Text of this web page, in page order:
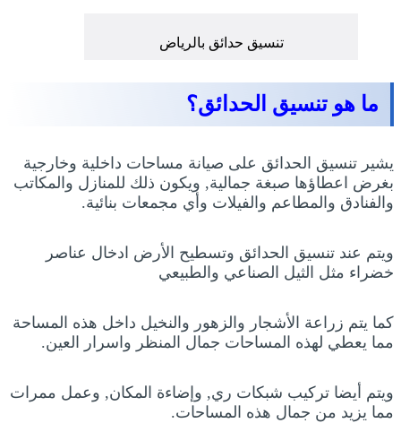
تنسيق حدائق بالرياض
ما هو تنسيق الحدائق؟
يشير تنسيق الحدائق على صيانة مساحات داخلية وخارجية
بغرض اعطاؤها صبغة جمالية, ويكون ذلك للمنازل والمكاتب
والفنادق والمطاعم والفيلات وأي مجمعات بنائية.
ويتم عند تنسيق الحدائق وتسطيح الأرض ادخال عناصر
خضراء مثل الثيل الصناعي والطبيعي
كما يتم زراعة الأشجار والزهور والنخيل داخل هذه المساحة
مما يعطي لهذه المساحات جمال المنظر واسرار العين.
ويتم أيضا تركيب شبكات ري, وإضاءة المكان, وعمل ممرات
مما يزيد من جمال هذه المساحات.